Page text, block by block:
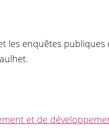
les enquêtes
et de